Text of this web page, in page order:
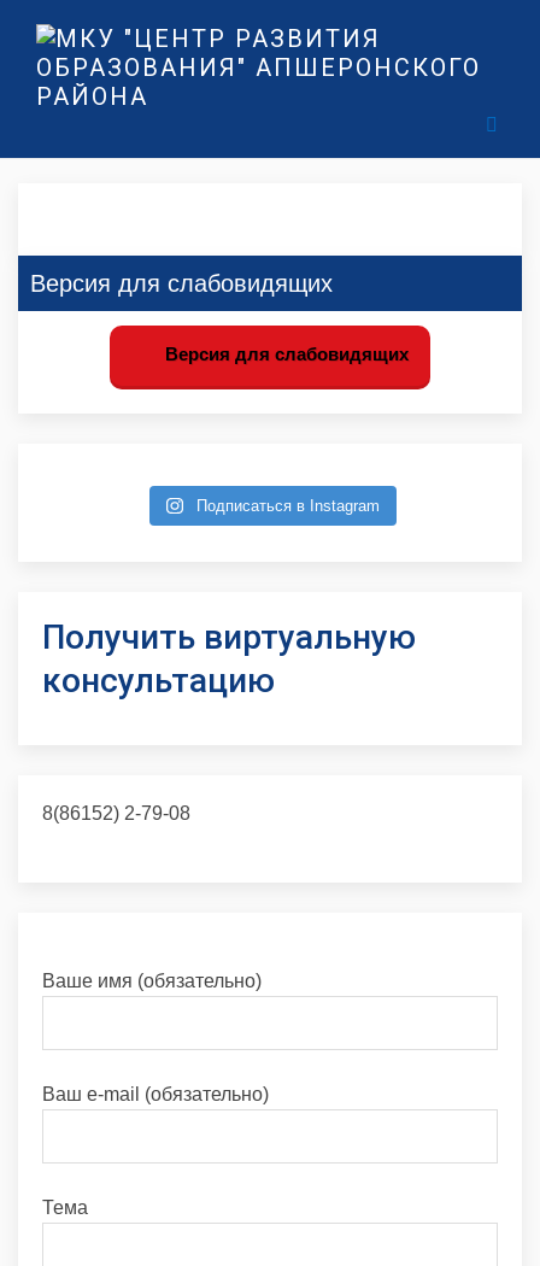
Версия для слабовидящих
Версия для слабовидящих
Подписаться в Instagram
Получить виртуальную
консультацию
8(86152) 2-79-08
Ваше имя (обязательно)
Ваш e-mail (обязательно)
Тема